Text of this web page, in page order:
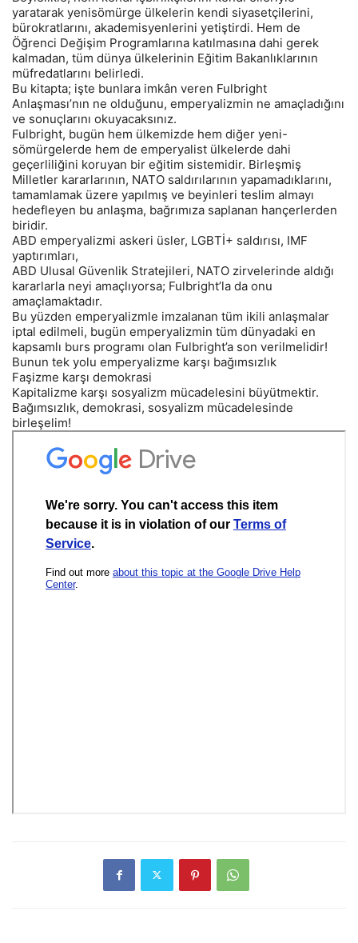
yaratarak yenisömürge ülkelerin kendi siyasetçilerini,
bürokratlarını, akademisyenlerini yetiştirdi. Hem de
Öğrenci Değişim Programlarına katılmasına dahi gerek
kalmadan, tüm dünya ülkelerinin Eğitim Bakanlıklarının
müfredatlarını belirledi.
Bu kitapta; işte bunlara imkân veren Fulbright
Anlaşması’nın ne olduğunu, emperyalizmin ne amaçladığını
ve sonuçlarını okuyacaksınız.
Fulbright, bugün hem ülkemizde hem diğer yeni-
sömürgelerde hem de emperyalist ülkelerde dahi
geçerliliğini koruyan bir eğitim sistemidir. Birleşmiş
Milletler kararlarının, NATO saldırılarının yapamadıklarını,
tamamlamak üzere yapılmış ve beyinleri teslim almayı
hedefleyen bu anlaşma, bağrımıza saplanan hançerlerden
biridir.
ABD emperyalizmi askeri üsler, LGBTİ+ saldırısı, IMF
yaptırımları,
ABD Ulusal Güvenlik Stratejileri, NATO zirvelerinde aldığı
kararlarla neyi amaçlıyorsa; Fulbright’la da onu
amaçlamaktadır.
Bu yüzden emperyalizmle imzalanan tüm ikili anlaşmalar
iptal edilmeli, bugün emperyalizmin tüm dünyadaki en
kapsamlı burs programı olan Fulbright’a son verilmelidir!
Bunun tek yolu emperyalizme karşı bağımsızlık
Faşizme karşı demokrasi
Kapitalizme karşı sosyalizm mücadelesini büyütmektir.
Bağımsızlık, demokrasi, sosyalizm mücadelesinde
birleşelim!